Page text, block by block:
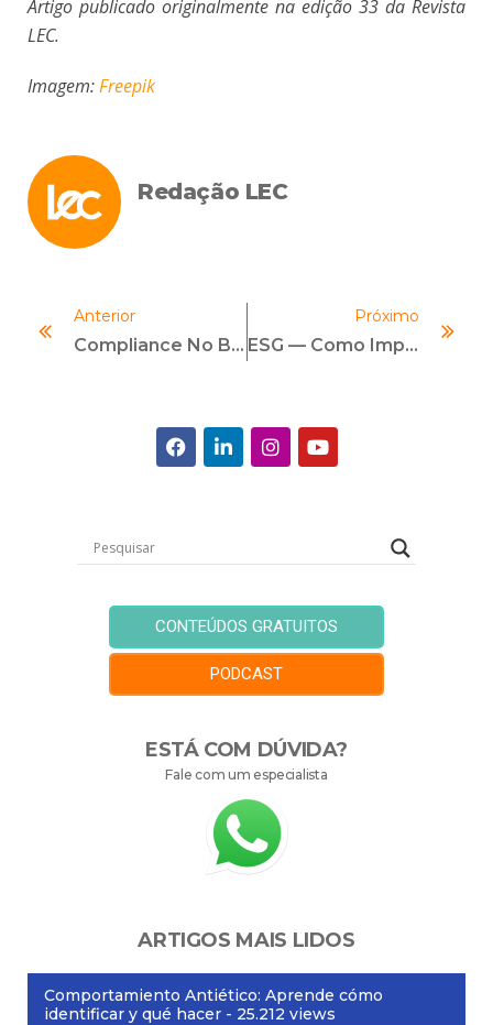
Artigo publicado originalmente na edição 33 da Revista
LEC.
Imagem:Freepik
Redação LEC
Anterior
Compliance No Brasil — Tudo O Que Você Precisa Saber Para Se Destacar Na Área
Próximo
ESG — Como Impactará O Compliance Nos Próximos Anos
CONTEÚDOS GRATUITOS
PODCAST
ESTÁ COM DÚVIDA?
Fale com um especialista
ARTIGOS MAIS LIDOS
Comportamiento Antiético: Aprende cómo
identificar y qué hacer - 25.212 views